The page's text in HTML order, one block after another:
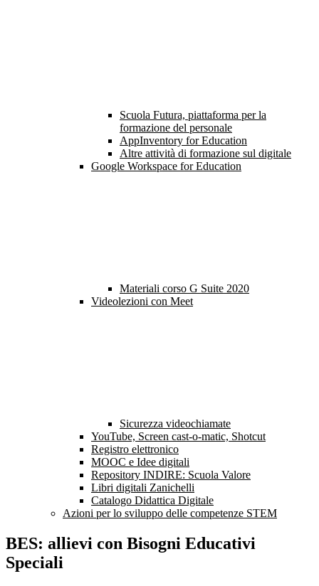
Scuola Futura, piattaforma per la
formazione del personale
AppInventory for Education
Altre attività di formazione sul digitale
Google Workspace for Education
Materiali corso G Suite 2020
Videolezioni con Meet
Sicurezza videochiamate
YouTube, Screen cast-o-matic, Shotcut
Registro elettronico
MOOC e Idee digitali
Repository INDIRE: Scuola Valore
Libri digitali Zanichelli
Catalogo Didattica Digitale
Azioni per lo sviluppo delle competenze STEM
BES: allievi con Bisogni Educativi
Speciali